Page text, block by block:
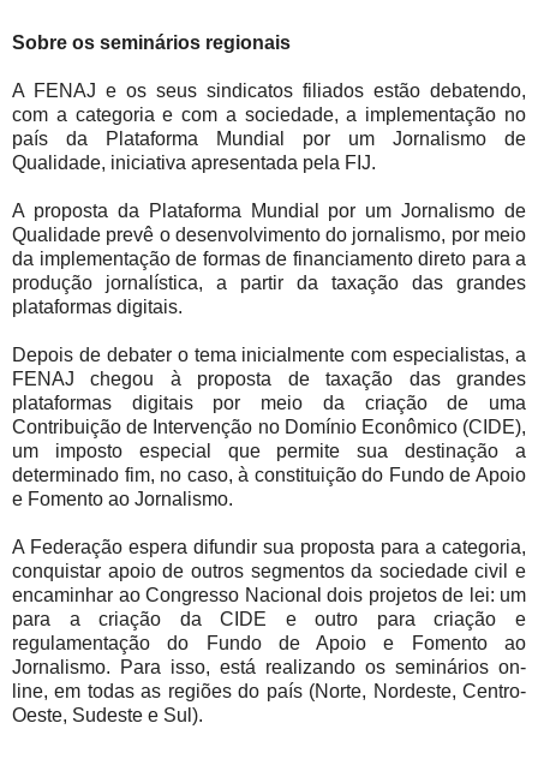
Sobre os seminários regionais
A FENAJ e os seus sindicatos filiados estão debatendo,
com a categoria e com a sociedade, a implementação no
país da Plataforma Mundial por um Jornalismo de
Qualidade, iniciativa apresentada pela FIJ.
A proposta da Plataforma Mundial por um Jornalismo de
Qualidade prevê o desenvolvimento do jornalismo, por meio
da implementação de formas de financiamento direto para a
produção jornalística, a partir da taxação das grandes
plataformas digitais.
Depois de debater o tema inicialmente com especialistas, a
FENAJ chegou à proposta de taxação das grandes
plataformas digitais por meio da criação de uma
Contribuição de Intervenção no Domínio Econômico (CIDE),
um imposto especial que permite sua destinação a
determinado fim, no caso, à constituição do Fundo de Apoio
e Fomento ao Jornalismo.
A Federação espera difundir sua proposta para a categoria,
conquistar apoio de outros segmentos da sociedade civil e
encaminhar ao Congresso Nacional dois projetos de lei: um
para a criação da CIDE e outro para criação e
regulamentação do Fundo de Apoio e Fomento ao
Jornalismo. Para isso, está realizando os seminários on-
line, em todas as regiões do país (Norte, Nordeste, Centro-
Oeste, Sudeste e Sul).